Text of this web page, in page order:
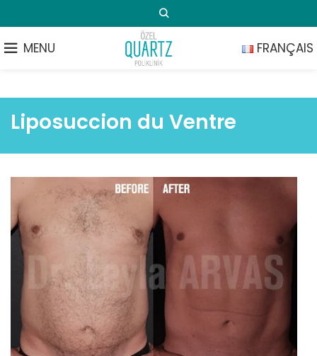
MENU FRANÇAIS
Liposuccion du Ventre